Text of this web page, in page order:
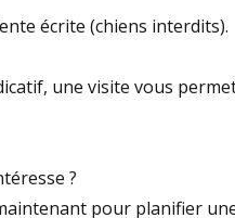
écrite (chiens interdits).
une visite vous
?
pour planifier